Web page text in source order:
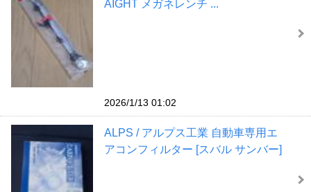
AIGHT メガネレンチ ...
2026/1/13 01:02
ALPS / アルプス工業 自動車専用エ
アコンフィルター [スバル サンバー]